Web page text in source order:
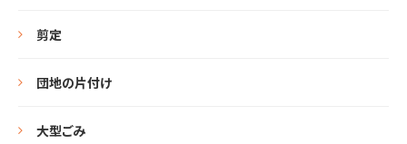
剪定
団地の片付け
大型ごみ